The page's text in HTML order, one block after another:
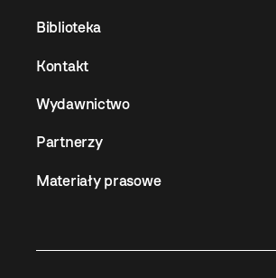
Biblioteka
Kontakt
Wydawnictwo
Partnerzy
Materiały prasowe